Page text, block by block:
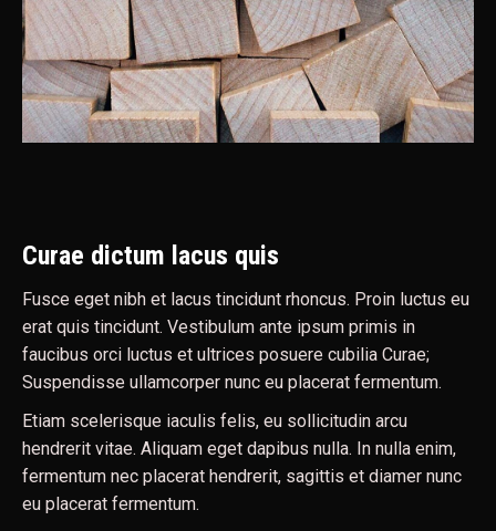
Curae dictum lacus quis
Fusce eget nibh et lacus tincidunt rhoncus. Proin luctus eu
erat quis tincidunt. Vestibulum ante ipsum primis in
faucibus orci luctus et ultrices posuere cubilia Curae;
Suspendisse ullamcorper nunc eu placerat fermentum.
Etiam scelerisque iaculis felis, eu sollicitudin arcu
hendrerit vitae. Aliquam eget dapibus nulla. In nulla enim,
fermentum nec placerat hendrerit, sagittis et diamer nunc
eu placerat fermentum.